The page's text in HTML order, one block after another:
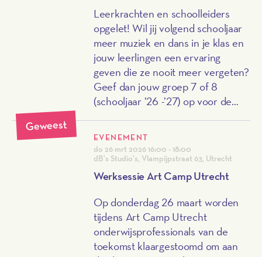
Leerkrachten en schoolleiders
opgelet! Wil jij volgend schooljaar
meer muziek en dans in je klas en
jouw leerlingen een ervaring
geven die ze nooit meer vergeten?
Geef dan jouw groep 7 of 8
(schooljaar ’26 -’27) op voor de
jullie terug op Het Kerst
Muziekgala 2026! Aanmelden kan
tot en met donderdag 4 juni dus
Geweest
EVENEMENT
do 26 mrt 202616:00 - 18:00
dB's Studio's, Vlampijpstraat 63, Utrecht
Werksessie Art Camp Utrecht
Op donderdag 26 maart worden
tijdens Art Camp Utrecht
onderwijsprofessionals van de
toekomst klaargestoomd om aan